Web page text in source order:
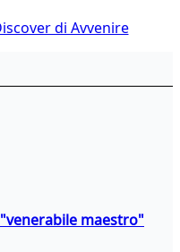
di Avvenire
maestro"